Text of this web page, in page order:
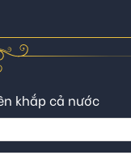
khắp cả nước